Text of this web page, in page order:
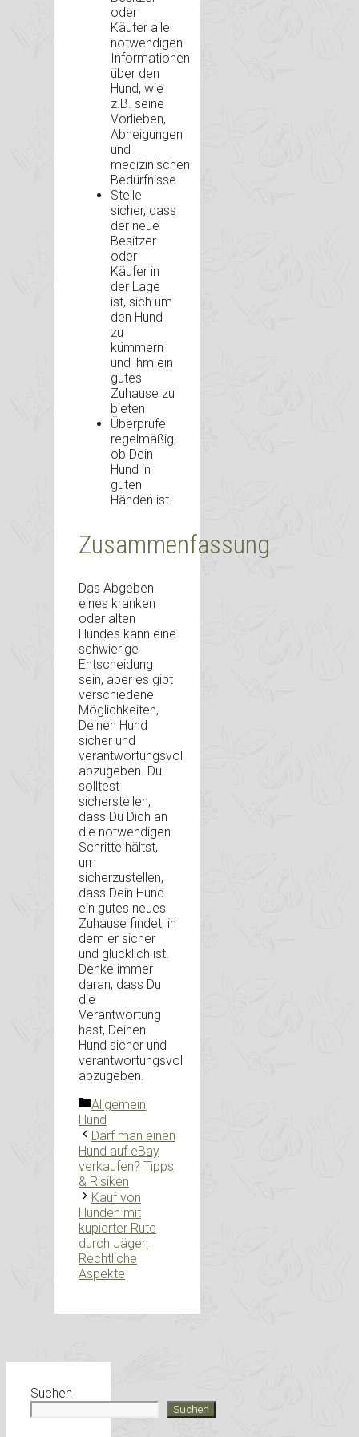
oder
Käufer alle
notwendigen
Informationen
über den
Hund, wie
z.B. seine
Vorlieben,
Abneigungen
und
medizinischen
Bedürfnisse
Stelle
sicher, dass
der neue
Besitzer
oder
Käufer in
der Lage
ist, sich um
den Hund
zu
kümmern
und ihm ein
gutes
Zuhause zu
bieten
Überprüfe
regelmäßig,
ob Dein
Hund in
guten
Händen ist
Zusammenfassung
Das Abgeben
eines kranken
oder alten
Hundes kann eine
schwierige
Entscheidung
sein, aber es gibt
verschiedene
Möglichkeiten,
Deinen Hund
sicher und
verantwortungsvoll
abzugeben. Du
solltest
sicherstellen,
dass Du Dich an
die notwendigen
Schritte hältst,
um
sicherzustellen,
dass Dein Hund
ein gutes neues
Zuhause findet, in
dem er sicher
und glücklich ist.
Denke immer
daran, dass Du
die
Verantwortung
hast, Deinen
Hund sicher und
verantwortungsvoll
abzugeben.
Kategorien
Allgemein,
Hund
Darf man einen
Hund auf eBay
verkaufen? Tipps
& Risiken
Kauf von
Hunden mit
kupierter Rute
durch Jäger:
Rechtliche
Aspekte
Suchen
Suchen